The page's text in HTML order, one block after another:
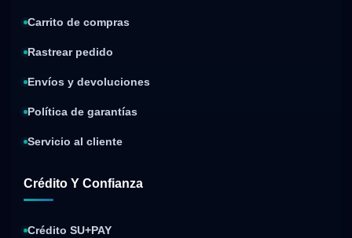
Carrito de compras
Rastrear pedido
Envíos y devoluciones
Política de garantías
Servicio al cliente
Crédito Y Confianza
Crédito SU+PAY